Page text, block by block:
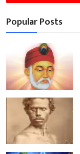
Popular Posts